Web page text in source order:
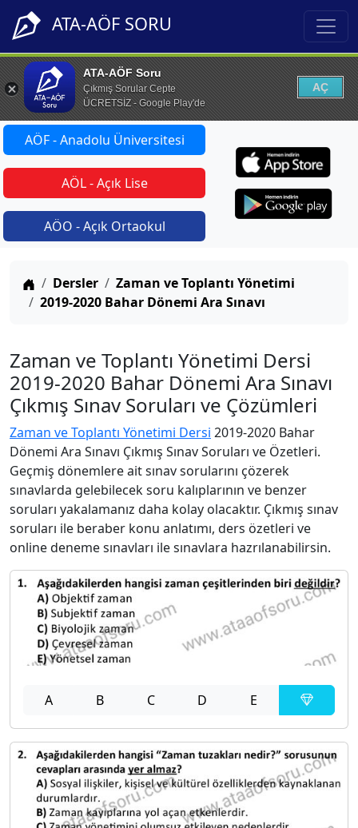
ATA-AÖF SORU
ATA-AÖF Soru
Çıkmış Sorular Cepte
ÜCRETSİZ - Google Play'de
AÇ
AÖF - Anadolu Üniversitesi
AÖL - Açık Lise
AÖO - Açık Ortaokul
Anasayfa
Dersler
Zaman ve Toplantı Yönetimi
2019-2020 Bahar Dönemi Ara Sınavı
Zaman ve Toplantı Yönetimi Dersi
2019-2020 Bahar Dönemi Ara Sınavı
Çıkmış Sınav Soruları ve Çözümleri
Zaman ve Toplantı Yönetimi Dersi 2019-2020 Bahar
Dönemi Ara Sınavı Çıkmış Sınav Soruları ve Özetleri.
Geçmiş dönemlere ait sınav sorularını çözerek
sınavlarda gelebilecek soru kalıplarının ve benzer
soruları yakalamanız daha kolay olacaktır. Çıkmış sınav
soruları ile beraber konu anlatımı, ders özetleri ve
online deneme sınavları ile sınavlara hazrılanabilirsin.
A B C D E